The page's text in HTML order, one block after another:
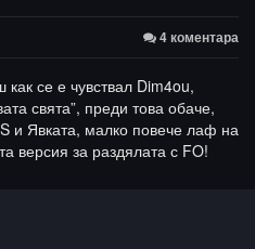
4 коментара
се е чувствал Dim4ou,
свята”, преди това обаче,
и Явката, малко повече лаф на
версия за раздялата с FO!